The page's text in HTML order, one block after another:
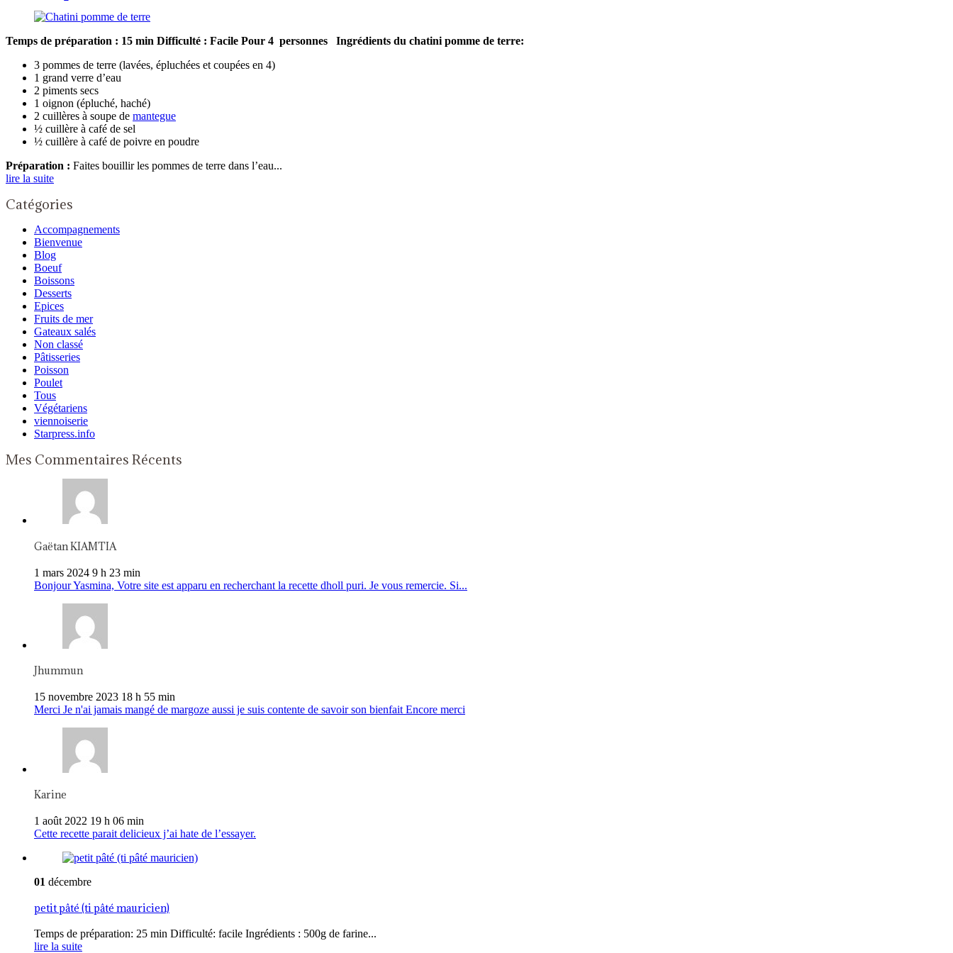
Temps de préparation : 15 min Difficulté : Facile Pour 4 personnes
Ingrédients du chatini pomme de terre:
3 pommes de terre (lavées, épluchées et coupées en 4)
1 grand verre d’eau
2 piments secs
1 oignon (épluché, haché)
2 cuillères à soupe de mantegue
½ cuillère à café de sel
½ cuillère à café de poivre en poudre
Préparation : Faites bouillir les pommes de terre dans l’eau...
lire la suite
Catégories
Accompagnements
Bienvenue
Blog
Boeuf
Boissons
Desserts
Epices
Fruits de mer
Gateaux salés
Non classé
Pâtisseries
Poisson
Poulet
Tous
Végétariens
viennoiserie
Starpress.info
Mes Commentaires Récents
Gaëtan KIAMTIA
1 mars 2024 9 h 23 min
Bonjour Yasmina, Votre site est apparu en recherchant la recette dholl puri. Je vous remercie. Si...
Jhummun
15 novembre 2023 18 h 55 min
Merci Je n'ai jamais mangé de margoze aussi je suis contente de savoir son bienfait Encore merci
Karine
1 août 2022 19 h 06 min
Cette recette parait delicieux j’ai hate de l’essayer.
01 décembre
petit pâté (ti pâté mauricien)
Temps de préparation: 25 min Difficulté: facile Ingrédients : 500g de farine...
lire la suite